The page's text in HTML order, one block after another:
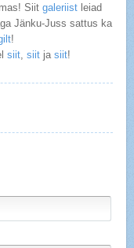
Siitgaleriist leiad
Jänku-Juss sattus ka
!
siit,siit jasiit!